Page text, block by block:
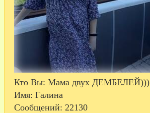
Кто Вы: Мама двух ДЕМБЕЛЕЙ)))
Имя: Галина
Сообщений: 22130